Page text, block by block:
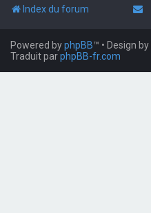
Index du forum
Powered byphpBB™ • Design by
Traduit parphpBB-fr.com